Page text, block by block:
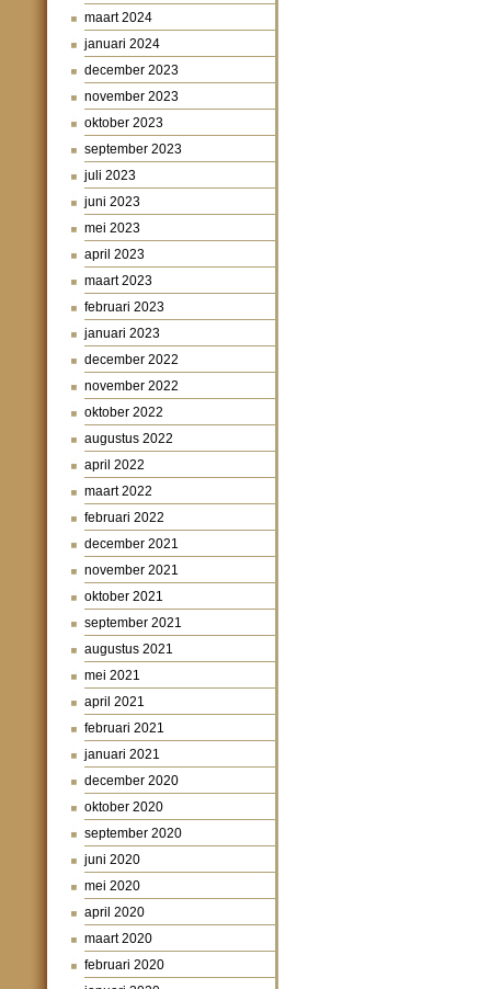
maart 2024
januari 2024
december 2023
november 2023
oktober 2023
september 2023
juli 2023
juni 2023
mei 2023
april 2023
maart 2023
februari 2023
januari 2023
december 2022
november 2022
oktober 2022
augustus 2022
april 2022
maart 2022
februari 2022
december 2021
november 2021
oktober 2021
september 2021
augustus 2021
mei 2021
april 2021
februari 2021
januari 2021
december 2020
oktober 2020
september 2020
juni 2020
mei 2020
april 2020
maart 2020
februari 2020